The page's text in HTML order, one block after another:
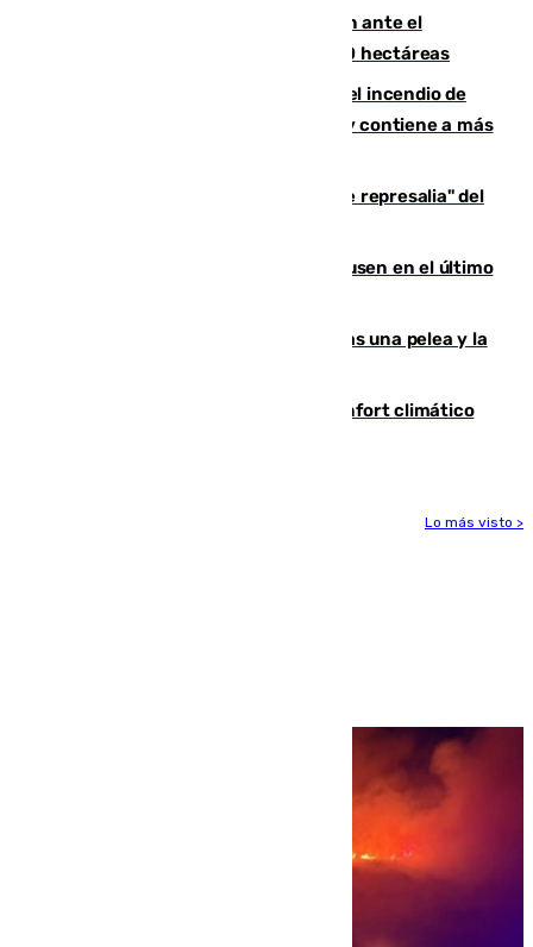
Moreno pide extremar la precaución ante el
incendio de Niebla, que supera las 4.000 hectáreas
340 personas más desalojadas por el incendio de
Niebla, que mantiene a 410 evacuadas y contiene a más
Italia responde ante las "medidas de represalia" del
El Sevilla se desinfla ante el Leverkusen en el último
Tensión en la prisión de Alhaurín tras una pelea y la
Málaga contabiliza 148 zonas de confort climático
Lo más visto >